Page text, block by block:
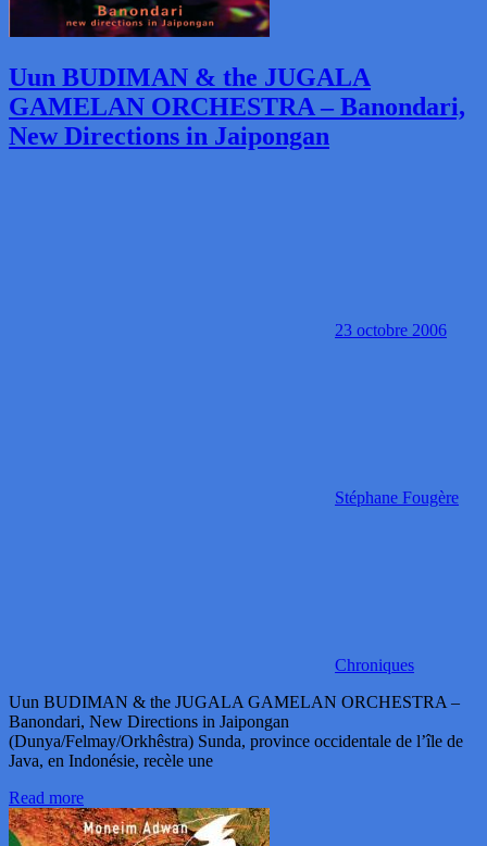
Uun BUDIMAN & the JUGALA
GAMELAN ORCHESTRA – Banondari,
New Directions in Jaipongan
23 octobre 2006
Stéphane Fougère
Chroniques
Uun BUDIMAN & the JUGALA GAMELAN ORCHESTRA –
Banondari, New Directions in Jaipongan
(Dunya/Felmay/Orkhêstra) Sunda, province occidentale de l’île de
Java, en Indonésie, recèle une
Read more